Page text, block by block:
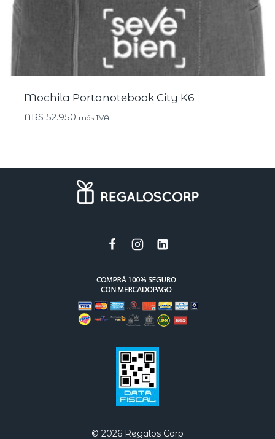
Mochila Portanotebook City K6
ARS 52.950 más IVA
© 2026 Regalos Corp